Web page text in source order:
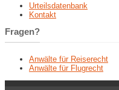
Urteilsdatenbank
Kontakt
Fragen?
Anwälte für Reiserecht
Anwälte für Flugrecht